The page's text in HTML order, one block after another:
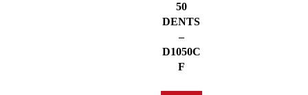
50
DENTS
–
D1050C
F